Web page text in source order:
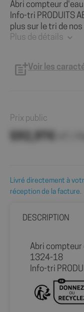
Abri compteur
Info-tri PRODUITS
plus sur le tri de
Plus de détails
Voir les
Prix public
592,97€
Livré directement à
réception de la facture.
DESCRIPTION
Abri compteur
1324-18
Info-tri